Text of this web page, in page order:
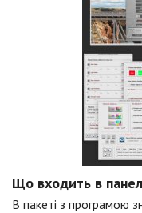
Що входить в
В пакеті з програмою